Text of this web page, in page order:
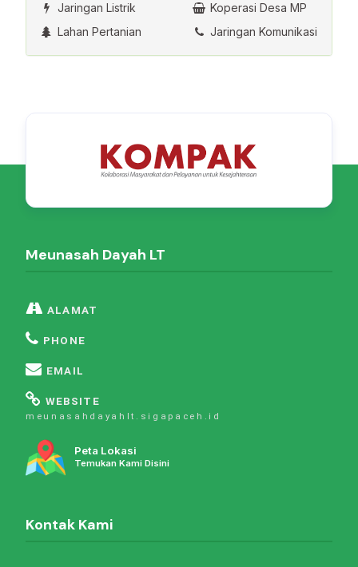
Jaringan Listrik
Koperasi Desa MP
Lahan Pertanian
Jaringan Komunikasi
Meunasah Dayah LT
ALAMAT
PHONE
EMAIL
WEBSITE
meunasahdayahlt.sigapaceh.id
Peta Lokasi
Temukan Kami Disini
Kontak Kami